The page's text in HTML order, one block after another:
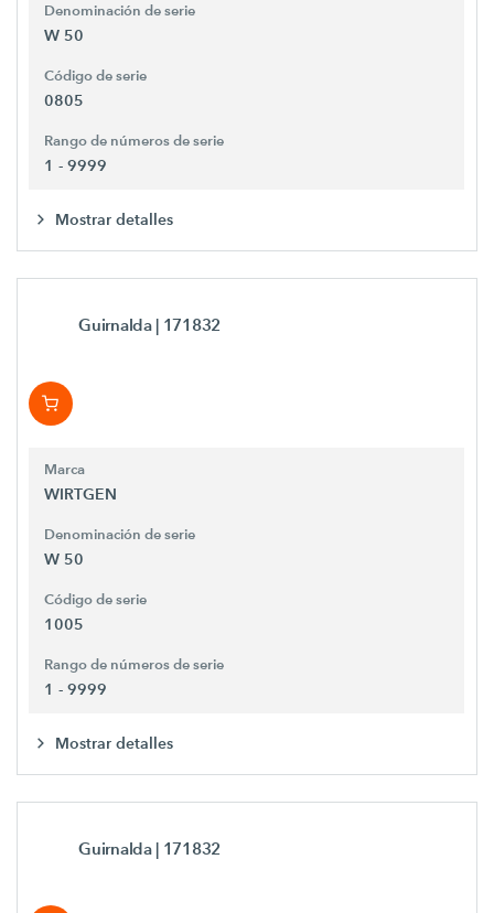
Denominación de serie
W 50
Código de serie
0805
Rango de números de serie
1 - 9999
Mostrar detalles
Guirnalda | 171832
Marca
WIRTGEN
Denominación de serie
W 50
Código de serie
1005
Rango de números de serie
1 - 9999
Mostrar detalles
Guirnalda | 171832